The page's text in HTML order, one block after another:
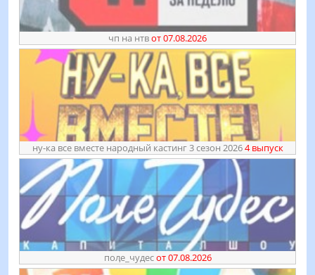
чп на нтвот 07.08.2026
ну-ка все вместе народный кастинг 3 сезон 20264 выпуск
поӆе_чудесот 07.08.2026